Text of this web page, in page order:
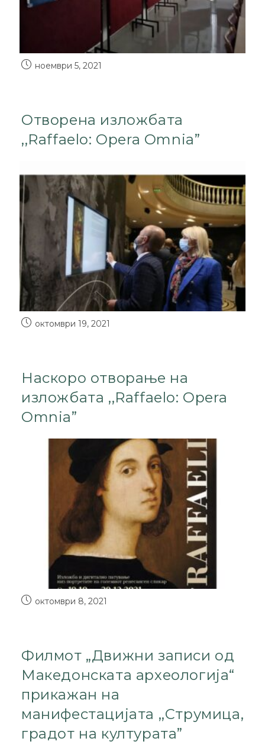
ноември 5, 2021
Отворена изложбата
,,Raffaelo: Opera Omnia”
октомври 19, 2021
Наскоро отворање на
изложбата ,,Raffaelo: Opera
Omnia”
октомври 8, 2021
Филмот „Движни записи од
Македонската археологија“
прикажан на
манифестацијата ,,Струмица,
градот на културата”